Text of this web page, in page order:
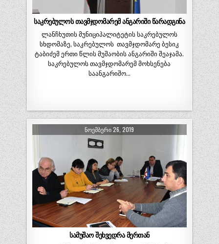
საკრებულოს თავმჯდომარემ ანგარიში წარადგინა
ლანჩხუთის მუნიციპალიტეტის საკრებულოს
სხდომაზე, საკრებულოს თავმჯდომარე ბესიკ
ტაბიძემ ერთი წლის მუშაობის ანგარიში შეაჯამა.
საკრებულოს თავმჯდომარემ მოხსენება
საანგარიშო…
ᲜᲝᲔᲛᲑᲔᲠᲘ 26, 2019
სამუშაო შეხვედრა მერთან